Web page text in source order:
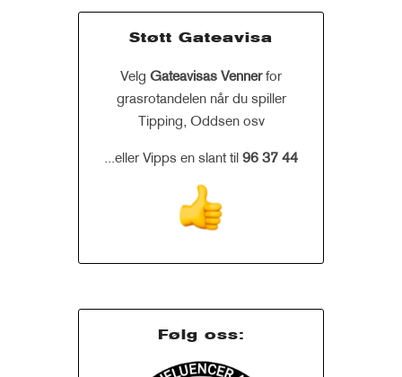
Støtt Gateavisa
Velg Gateavisas Vennerfor
grasrotandelen når du spiller
Tipping, Oddsen osv
...eller Vipps en slant til 96 37 44
Følg oss: